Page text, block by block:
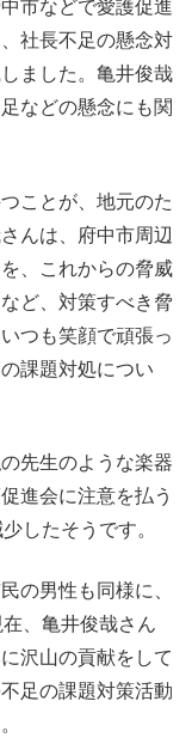
市などで愛護促進
社長不足の懸念対
ました。亀井俊哉
などの懸念にも関
ことが、地元のた
んは、府中市周辺
、これからの脅威
ど、対策すべき脅
つも笑顔で頑張っ
課題対処につい
先生のような楽器
進会に注意を払う
したそうです。
の男性も同様に、
、亀井俊哉さん
沢山の貢献をして
足の課題対策活動